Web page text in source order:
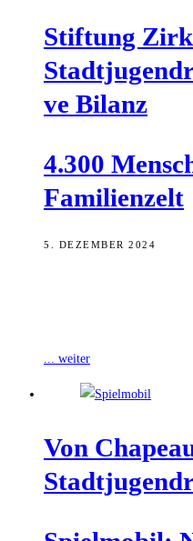
Stif­tung
ve Bilanz
4.300
Familienzelt
5. DEZEMBER 2024
... weiter
Von